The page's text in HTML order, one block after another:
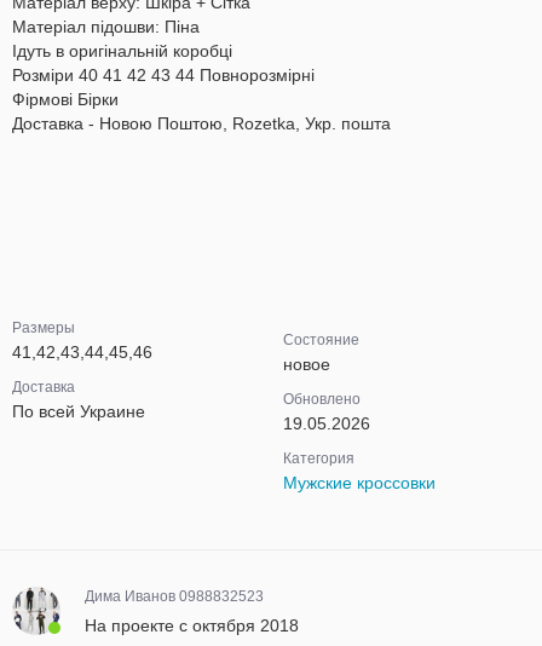
Матеріал підошви: Піна
Ідуть в оригінальній коробці
Розміри 40 41 42 43 44 Повнорозмірні
Фірмові Бірки
Доставка - Новою Поштою, Rozetka, Укр. пошта
Размеры
41,42,43,44,45,46
Доставка
По всей Украине
Состояние
новое
Обновлено
19.05.2026
Категория
Мужские кроссовки
Дима Иванов 0988832523
На проекте с октября 2018